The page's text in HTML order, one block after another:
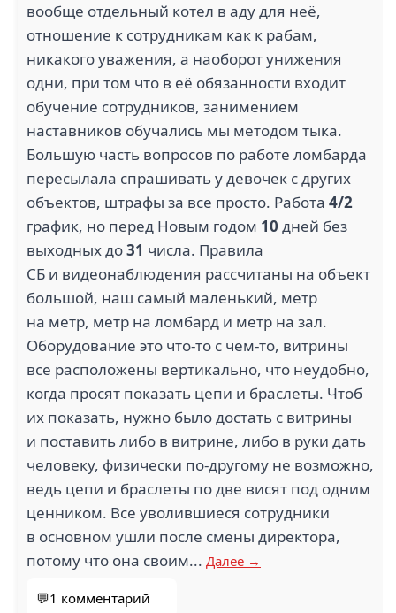
вообще отдельный котел в аду для неё,
отношение к сотрудникам как к рабам,
никакого уважения, а наоборот унижения
одни, при том что в её обязанности входит
обучение сотрудников, занимением
наставников обучались мы методом тыка.
Большую часть вопросов по работе ломбарда
пересылала спрашивать у девочек с других
объектов, штрафы за все просто. Работа 4/2
график, но перед Новым годом 10 дней без
выходных до31 числа. Правила
СБ и видеонаблюдения рассчитаны на объект
большой, наш самый маленький, метр
на метр, метр на ломбард и метр на зал.
Оборудование это что-то с чем-то, витрины
все расположены вертикально, что неудобно,
когда просят показать цепи и браслеты. Чтоб
их показать, нужно было достать с витрины
и поставить либо в витрине, либо в руки дать
человеку, физически по-другому не возможно,
ведь цепи и браслеты по две висят под одним
ценником. Все уволившиеся сотрудники
в основном ушли после смены директора,
потому что она своим... Далее →
💬1 комментарий